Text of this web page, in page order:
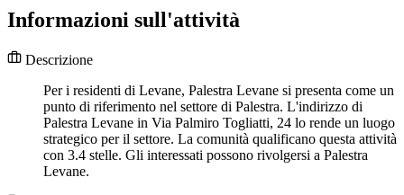
Informazioni sull'attività
Descrizione
Per i residenti di Levane, Palestra Levane si presenta come un
punto di riferimento nel settore di Palestra. L'indirizzo di
Palestra Levane in Via Palmiro Togliatti, 24 lo rende un luogo
strategico per il settore. La comunità qualificano questa attività
con 3.4 stelle. Gli interessati possono rivolgersi a Palestra
Levane.